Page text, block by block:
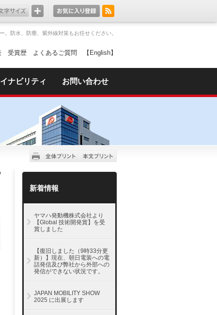
防水、防塵、紫外線対策もお任せください。
受賞歴 よくあるご質問 【English】
ナビリティ お問い合わせ
新着情報
ヤマハ発動機株式会社より
【Global 技術開発賞】を受
賞しました
【復旧しました（9時33分更
新）】現在、朝日電装への電
話発信及び弊社から外部への
発信ができない状況です。
JAPAN MOBILITY SHOW
2025 に出展します